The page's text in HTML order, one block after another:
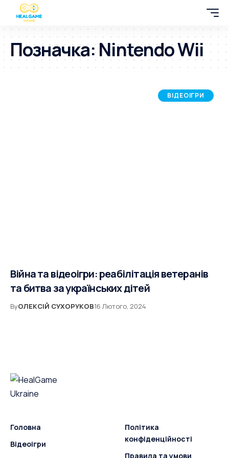
Позначка:Nintendo Wii
ВІДЕОІГРИ
Війна та відеоігри: реабілітація ветеранів
та битва за українських дітей
ByОЛЕКСІЙ СУХОРУКОВ16 Лютого, 2024
Головна
Відеоігри
Політика
конфіденційності
Правила та умови